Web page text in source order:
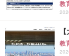
教
教